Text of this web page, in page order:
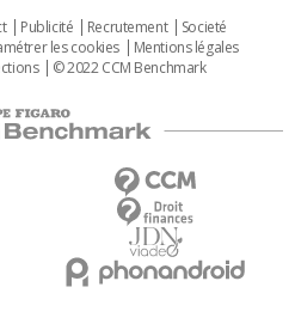
Publicité Recrutement
Societé
les cookies
Mentions légales
© 2022 CCM Benchmark